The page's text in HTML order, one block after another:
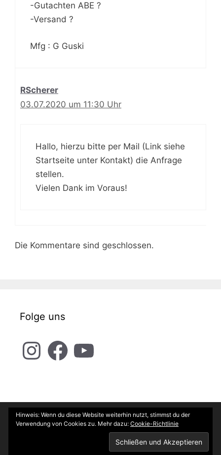
-Gutachten ABE ?
-Versand ?
Mfg : G Guski
RScherer
03.07.2020 um 11:30 Uhr
Hallo, hierzu bitte per Mail (Link siehe
Startseite unter Kontakt) die Anfrage
stellen.
Vielen Dank im Voraus!
Die Kommentare sind geschlossen.
Folge uns
InstagramFacebookYouTube
Kontakt Impressum Datenschutz
© 2026 SCHERER MOTOREN GbR • Erstellt mit
Hinweis: Wenn du diese Website weiterhin nutzt, stimmst du der
Verwendung von Cookies zu. Mehr dazu: Cookie-Richtlinie